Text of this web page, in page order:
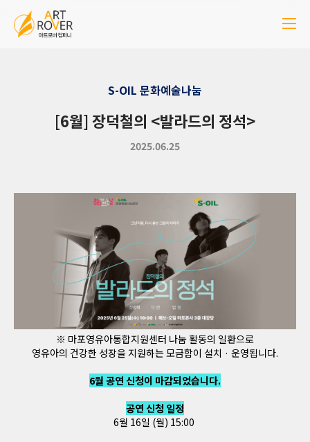
S-OIL 문화예술나눔
[6월] 장덕철의 <발라드의 정석>
2025.06.25
※ 마포영유아통합지원센터 나눔 활동의 일환으로
영유아의 건강한 성장을 지원하는 모금함이 설치 · 운영됩니다.
6월 공연 신청이 마감되었습니다.
공연 신청 일정
6월 16일 (월) 15:00